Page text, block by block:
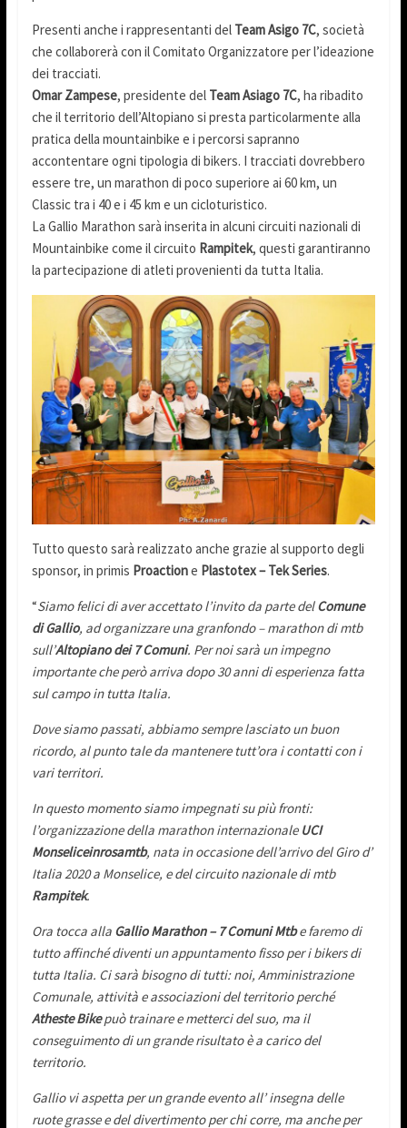
Presenti anche i rappresentanti del Team Asigo 7C, società
che collaborerà con il Comitato Organizzatore per l’ideazione
dei tracciati.
Omar Zampese, presidente del Team Asiago 7C, ha ribadito
che il territorio dell’Altopiano si presta particolarmente alla
pratica della mountainbike e i percorsi sapranno
accontentare ogni tipologia di bikers. I tracciati dovrebbero
essere tre, un marathon di poco superiore ai 60 km, un
Classic tra i 40 e i 45 km e un cicloturistico.
La Gallio Marathon sarà inserita in alcuni circuiti nazionali di
Mountainbike come il circuito Rampitek, questi garantiranno
la partecipazione di atleti provenienti da tutta Italia.
Tutto questo sarà realizzato anche grazie al supporto degli
sponsor, in primis Proactione Plastotex – Tek Series.
“Siamo felici di aver accettato l’invito da parte delComune
di Gallio, ad organizzare una granfondo – marathon di mtb
sull’Altopiano dei 7 Comuni. Per noi sarà un impegno
importante che però arriva dopo 30 anni di esperienza fatta
sul campo in tutta Italia.
Dove siamo passati, abbiamo sempre lasciato un buon
ricordo, al punto tale da mantenere tutt’ora i contatti con i
vari territori.
In questo momento siamo impegnati su più fronti:
l’organizzazione della marathon internazionale UCI
Monseliceinrosamtb, nata in occasione dell’arrivo del Giro d’
Italia 2020 a Monselice, e del circuito nazionale di mtb
Rampitek.
Ora tocca alla Gallio Marathon – 7 Comuni Mtbe faremo di
tutto affinché diventi un appuntamento fisso per i bikers di
tutta Italia. Ci sarà bisogno di tutti: noi, Amministrazione
Comunale, attività e associazioni del territorio perché
Atheste Bikepuò trainare e metterci del suo, ma il
conseguimento di un grande risultato è a carico del
territorio.
Gallio vi aspetta per un grande evento all’ insegna delle
ruote grasse e del divertimento per chi corre, ma anche per